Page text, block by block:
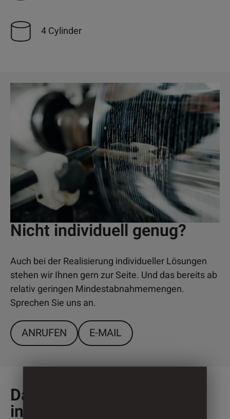
4 Cylinder
Nicht individuell genug?
Auch bei der Realisierung individueller Lösungen
stehen wir Ihnen gern zur Seite. Und das bereits ab
relativ geringen Mindestabnahmemengen.
Sprechen Sie uns an.
ANRUFEN E-MAIL
Das könnte Sie auch
interessieren